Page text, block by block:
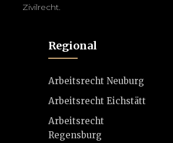
Zivilrecht.
Regional
Arbeitsrecht Neuburg
Arbeitsrecht Eichstätt
Arbeitsrecht
Regensburg